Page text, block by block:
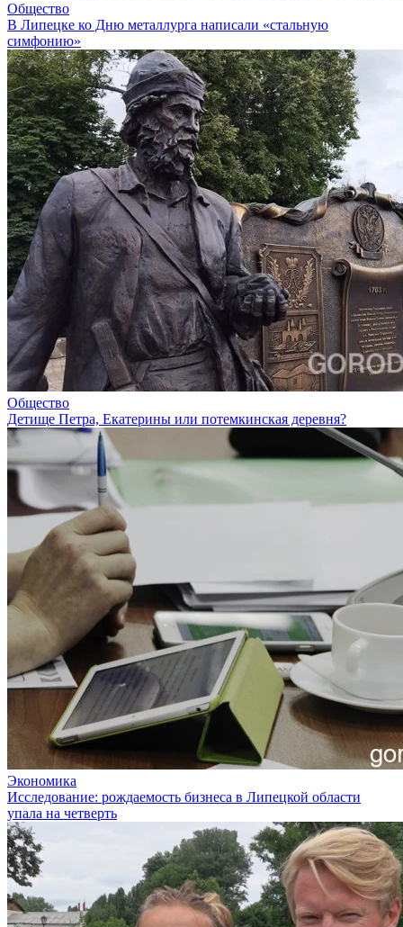
Общество
В Липецке ко Дню металлурга написали «стальную
симфонию»
Общество
Детище Петра, Екатерины или потемкинская деревня?
Экономика
Исследование: рождаемость бизнеса в Липецкой области
упала на четверть